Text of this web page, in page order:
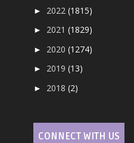
► 2022(1815)
► 2021(1829)
► 2020(1274)
► 2019(13)
► 2018(2)
CONNECT WITH US